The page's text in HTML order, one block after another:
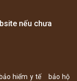
nếu chưa
bảo hiểm y tế
bảo hộ